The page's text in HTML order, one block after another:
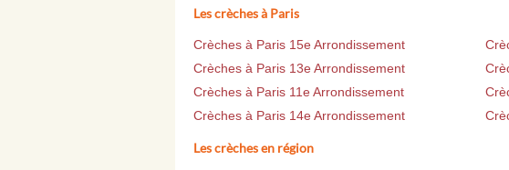
Les crèches à Paris
Crèches à Paris 15e Arrondissement
Crèches à Paris 13e Arrondissement
Crèches à Paris 11e Arrondissement
Crèches à Paris 14e Arrondissement
Les crèches en région